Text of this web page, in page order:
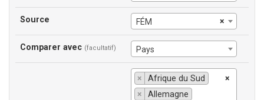
Source ×
FÉM
Comparer avec (facultatif) Pays
×
×
Afrique du Sud
×
Allemagne